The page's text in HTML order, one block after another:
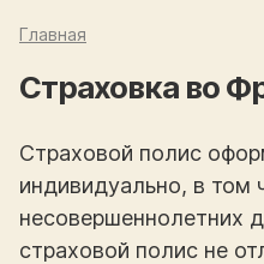
Главная
Страховка во
Страховой полис
индивидуально, в том
несовершеннолетних
страховой полис не